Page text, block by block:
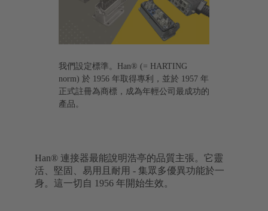
我們設定標準。Han® (= HARTING
norm) 於 1956 年取得專利，並於 1957 年
正式註冊為商標，成為年輕公司最成功的
產品。
Han® 連接器最能說明浩亭的品質主張。它靈
活、堅固、易用且耐用 - 集眾多優異功能於一
身。這一切自 1956 年開始生效。